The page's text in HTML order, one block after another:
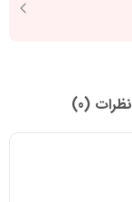
نظرات (0)